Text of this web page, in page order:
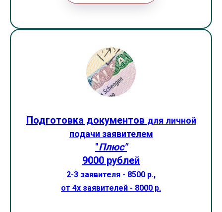
Подготовка документов для личной
подачи заявителем
"Плюс"
9000 рублей
2-3 заявителя - 8500 р.,
от 4х заявителей - 8000 р.